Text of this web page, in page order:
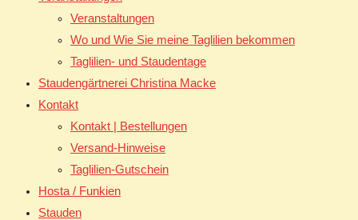
Veranstaltungen
Wo und Wie Sie meine Taglilien bekommen
Taglilien- und Staudentage
Staudengärtnerei Christina Macke
Kontakt
Kontakt | Bestellungen
Versand-Hinweise
Taglilien-Gutschein
Hosta / Funkien
Stauden